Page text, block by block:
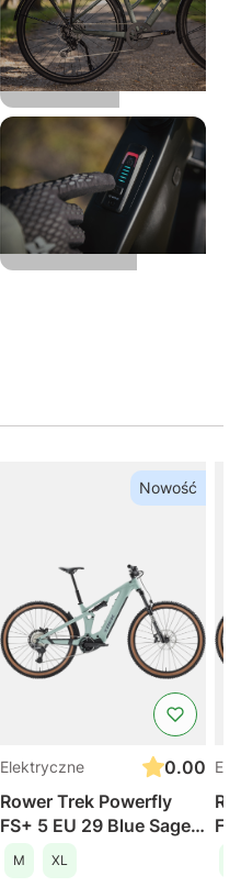
ROWERY
CROSSOWE
Nowość
Elektryczne
0.00
Rower Trek Powerfly
FS+ 5 EU 29 Blue Sage /
Catalina Fog
M XL